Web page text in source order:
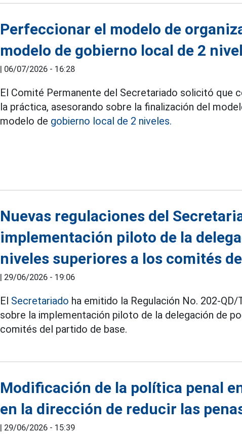
Perfeccionar el modelo de
modelo de gobierno local de 2
| 06/07/2026 - 16:28
El Comité Permanente del Secretariado solicitó que
la práctica, asesorando sobre la finalización del
modelo de gobierno local de 2 niveles.
Nuevas regulaciones del
implementación piloto de la
niveles superiores a los comités
| 29/06/2026 - 19:06
El Secretariado ha emitido la Regulación No. 202-
sobre la implementación piloto de la delegación de
comités del partido de base.
Modificación de la política penal
en la dirección de reducir las
| 29/06/2026 - 15:39